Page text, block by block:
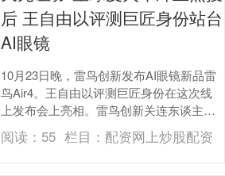
后 王自由以评测巨匠身份站台
AI眼镜
10月23日晚，雷鸟创新发布AI眼镜新品雷
鸟Air4。王自由以评测巨匠身份在这次线
上发布会上亮相。雷鸟创新关连东谈主士
向第一财经记者暗意，王自由是雷鸟创新
的AI....
阅读： 55 栏目： 配资网上炒股配资